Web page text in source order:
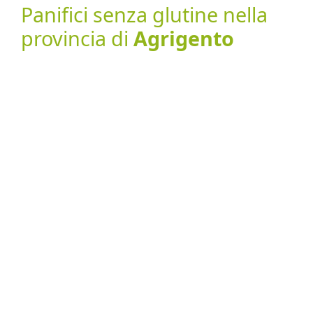
Panifici senza glutine nella
provincia di Agrigento